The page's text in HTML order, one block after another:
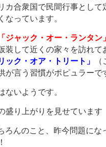
カ合衆国で民間行事として
なっています。
「ジャック・オー・ランタン
装して近くの家々を訪れて
ック・オア・トリート」
が言う習慣がポピュラーで
ないようです。
盛り上がりを見せています
ろんのこと、昨今問題にな